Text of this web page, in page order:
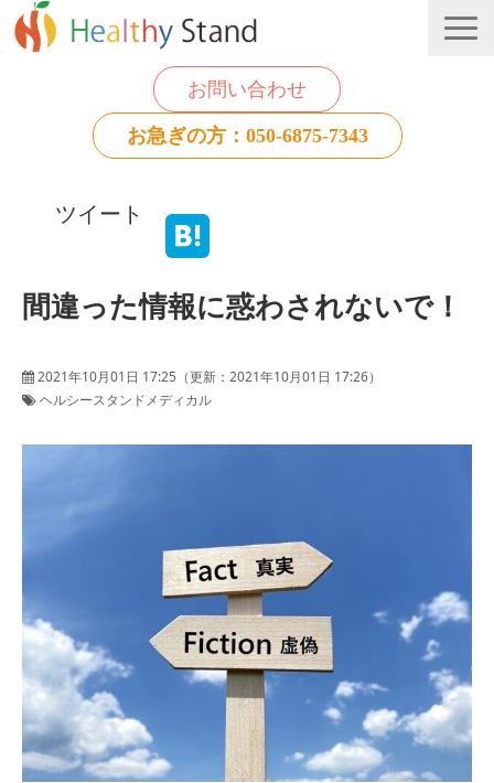
お問い合わせ
お急ぎの方：050-6875-7343
個人のお客様
ツイート
間違った情報に惑わされないで！
2021年10月01日 17:25 （更新： 2021年10月01日 17:26）
ヘルシースタンドメディカル